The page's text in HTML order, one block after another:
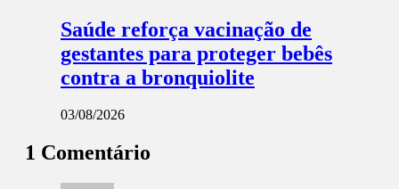
Saúde reforça vacinação de
gestantes para proteger bebês
contra a bronquiolite
03/08/2026
1 Comentário